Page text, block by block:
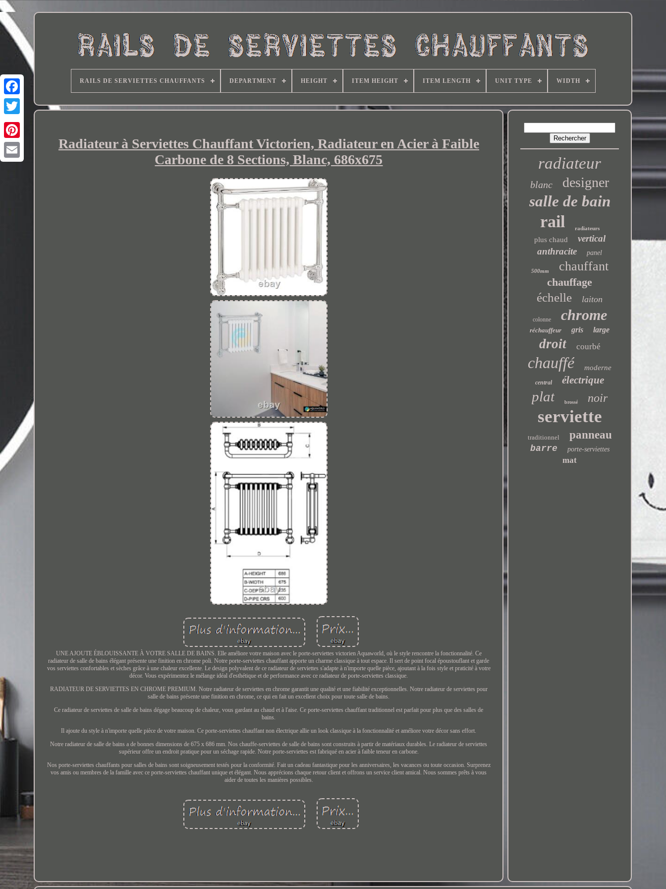
RAILS DE SERVIETTES CHAUFFANTS DEPARTMENT HEIGHT ITEM HEIGHT ITEM LENGTH UNIT TYPE WIDTH
Radiateur à Serviettes Chauffant Victorien, Radiateur en Acier à Faible
Carbone de 8 Sections, Blanc, 686x675
UNE AJOUTE ÉBLOUISSANTE À VOTRE SALLE DE BAINS. Elle améliore votre maison avec le porte-serviettes victorien Aquaworld, où le style rencontre la fonctionnalité. Ce
radiateur de salle de bains élégant présente une finition en chrome poli. Notre porte-serviettes chauffant apporte un charme classique à tout espace. Il sert de point focal époustouflant et garde
vos serviettes confortables et sèches grâce à une chaleur excellente. Le design polyvalent de ce radiateur de serviettes s'adapte à n'importe quelle pièce, ajoutant à la fois style et praticité à votre
décor. Vous expérimentez le mélange idéal d'esthétique et de performance avec ce radiateur de porte-serviettes classique.
RADIATEUR DE SERVIETTES EN CHROME PREMIUM. Notre radiateur de serviettes en chrome garantit une qualité et une fiabilité exceptionnelles. Notre radiateur de serviettes pour
salle de bains présente une finition en chrome, ce qui en fait un excellent choix pour toute salle de bains.
Ce radiateur de serviettes de salle de bains dégage beaucoup de chaleur, vous gardant au chaud et à l'aise. Ce porte-serviettes chauffant traditionnel est parfait pour plus que des salles de
bains.
Il ajoute du style à n'importe quelle pièce de votre maison. Ce porte-serviettes chauffant non électrique allie un look classique à la fonctionnalité et améliore votre décor sans effort.
Notre radiateur de salle de bains a de bonnes dimensions de 675 x 686 mm. Nos chauffe-serviettes de salle de bains sont construits à partir de matériaux durables. Le radiateur de serviettes
supérieur offre un endroit pratique pour un séchage rapide. Notre porte-serviettes est fabriqué en acier à faible teneur en carbone.
Nos porte-serviettes chauffants pour salles de bains sont soigneusement testés pour la conformité. Fait un cadeau fantastique pour les anniversaires, les vacances ou toute occasion. Surprenez
vos amis ou membres de la famille avec ce porte-serviettes chauffant unique et élégant. Nous apprécions chaque retour client et offrons un service client amical. Nous sommes prêts à vous
aider de toutes les manières possibles.
radiateur
blanc designer
salle de bain
rail radiateurs
plus chaud
vertical
anthracite
panel
500mm chauffant
chauffage
échelle laiton
colonne chrome
réchauffeur gris large
droit courbé
chauffé moderne
central électrique
plat brossé noir
serviette
traditionnel panneau
barre porte-serviettes
mat